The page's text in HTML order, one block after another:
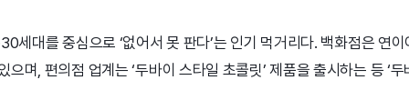
세대를 중심으로 ‘없어서 못 판다’는 인기 먹거리다. 백화점은 연
으며, 편의점 업계는 ‘두바이 스타일 초콜릿’ 제품을 출시하는 등 ‘